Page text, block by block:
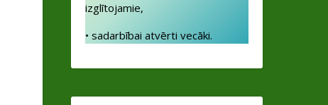
izglītojamie,
• sadarbībai atvērti vecāki.